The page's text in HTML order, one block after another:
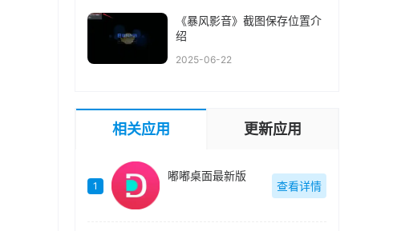
《暴风影音》截图保存位置介
绍
2025-06-22
相关应用 更新应用
1
嘟嘟桌面最新版
查看详情